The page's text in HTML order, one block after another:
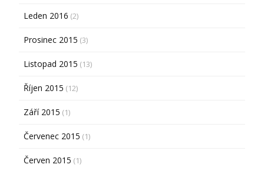
Leden 2016 (2)
Prosinec 2015 (3)
Listopad 2015 (13)
Říjen 2015 (12)
Září 2015 (1)
Červenec 2015 (1)
Červen 2015 (1)